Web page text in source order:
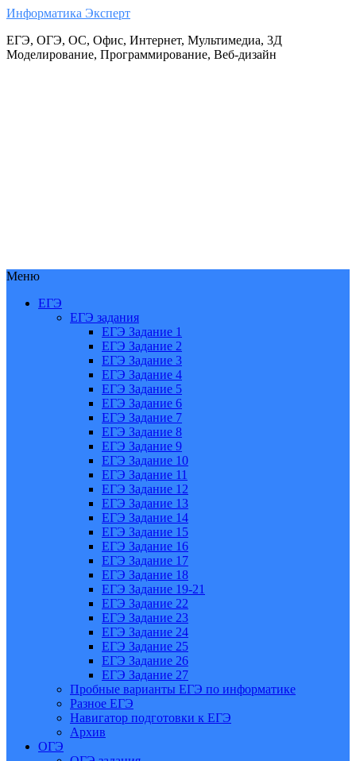
Информатика Эксперт
ЕГЭ, ОГЭ, ОС, Офис, Интернет, Мультимедиа, 3Д
Моделирование, Программирование, Веб-дизайн
Меню
ЕГЭ
ЕГЭ задания
ЕГЭ Задание 1
ЕГЭ Задание 2
ЕГЭ Задание 3
ЕГЭ Задание 4
ЕГЭ Задание 5
ЕГЭ Задание 6
ЕГЭ Задание 7
ЕГЭ Задание 8
ЕГЭ Задание 9
ЕГЭ Задание 10
ЕГЭ Задание 11
ЕГЭ Задание 12
ЕГЭ Задание 13
ЕГЭ Задание 14
ЕГЭ Задание 15
ЕГЭ Задание 16
ЕГЭ Задание 17
ЕГЭ Задание 18
ЕГЭ Задание 19-21
ЕГЭ Задание 22
ЕГЭ Задание 23
ЕГЭ Задание 24
ЕГЭ Задание 25
ЕГЭ Задание 26
ЕГЭ Задание 27
Пробные варианты ЕГЭ по информатике
Разное ЕГЭ
Навигатор подготовки к ЕГЭ
Архив
ОГЭ